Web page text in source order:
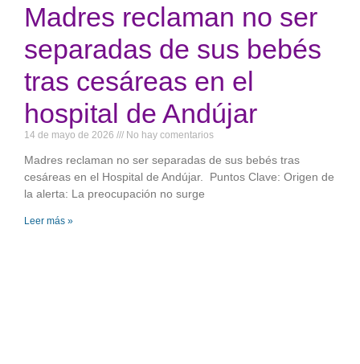
Madres reclaman no ser
separadas de sus bebés
tras cesáreas en el
hospital de Andújar
14 de mayo de 2026 No hay comentarios
Madres reclaman no ser separadas de sus bebés tras
cesáreas en el Hospital de Andújar. Puntos Clave: Origen de
la alerta: La preocupación no surge
Leer más »